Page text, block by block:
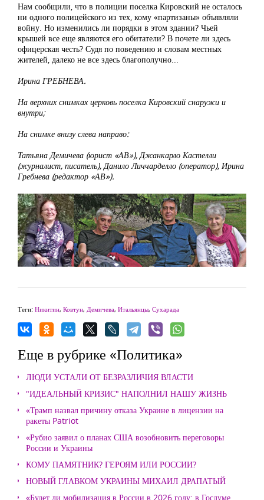
Нам сообщили, что в полиции поселка Кировский не осталось
ни одного полицейского из тех, кому «партизаны» объявляли
войну. Но изменились ли порядки в этом здании? Чьей
крышей все еще являются его обитатели? В почете ли здесь
офицерская честь? Судя по поведению и словам местных
жителей, далеко не все здесь благополучно...
Ирина ГРЕБНЕВА.
На верхних снимках церковь поселка Кировский снаружи и
внутри;
На снимке внизу слева направо:
Татьяна Демичева (юрист «АВ»), Джанкарло Кастелли
(журналист, писатель), Данило Личчарделло (оператор), Ирина
Гребнева (редактор «АВ»).
Теги: Никитин, Ковтун, Демичева, Итальянцы, Сухарада
Еще в рубрике «Политика»
ЛЮДИ УСТАЛИ ОТ БЕЗРАЗЛИЧИЯ ВЛАСТИ
"ИДЕАЛЬНЫЙ КРИЗИС" НАПОЛНИЛ НАШУ ЖИЗНЬ
«Трамп назвал причину отказа Украине в лицензии на
ракеты Patriot
«Рубио заявил о планах США возобновить переговоры
России и Украины
КОМУ ПАМЯТНИК? ГЕРОЯМ ИЛИ РОССИИ?
НОВЫЙ ГЛАВКОМ УКРАИНЫ МИХАИЛ ДРАПАТЫЙ
«Будет ли мобилизация в России в 2026 году: в Госдуме